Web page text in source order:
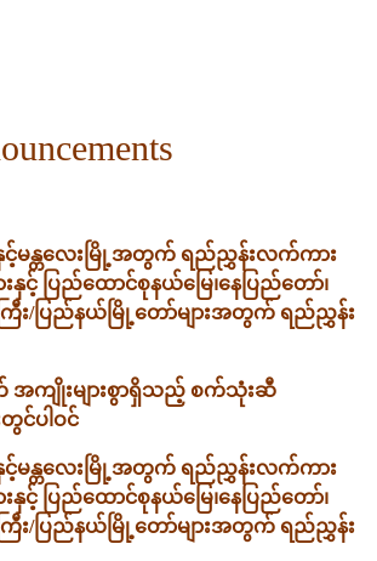
င့်မန္တလေးမြို့အတွက် ရည်ညွှန်းလက်ကား
းနှင့် ပြည်ထောင်စုနယ်မြေ၊နေပြည်တော်၊
ြီး/ပြည်နယ်မြို့တော်များအတွက် ရည်ညွှန်း
ကျိုးများစွာရှိသည့် စက်သုံးဆီ
တွင်ပါဝင်
င့်မန္တလေးမြို့အတွက် ရည်ညွှန်းလက်ကား
းနှင့် ပြည်ထောင်စုနယ်မြေ၊နေပြည်တော်၊
ြီး/ပြည်နယ်မြို့တော်များအတွက် ရည်ညွှန်း